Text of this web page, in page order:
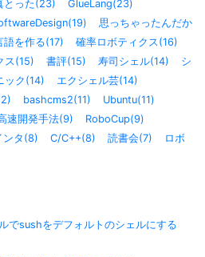
とった(23)
GlueLang(23)
思っちゃったんだか
語を作る(17)
確率ロボティクス(16)
ス(15) 書評(15) 寿司シェル(14)
シ
ック(14)
エクシェル芸(14)
bashcms2(11)
Ubuntu(11)
速開発手法(9)
RoboCup(9)
ンタ(8) C/C++(8) 読書会(7)
ロボ
でsushをデフォルトのシェルにする